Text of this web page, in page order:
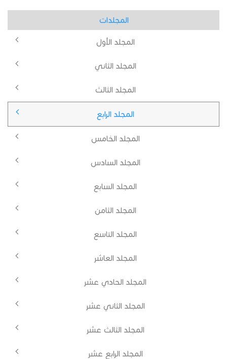
المجلدات
المجلد الأول
المجلد الثاني
المجلد الثالث
المجلد الرابع
المجلد الخامس
المجلد السادس
المجلد السابع
المجلد الثامن
المجلد التاسع
المجلد العاشر
المجلد الحادي عشر
المجلد الثاني عشر
المجلد الثالث عشر
المجلد الرابع عشر